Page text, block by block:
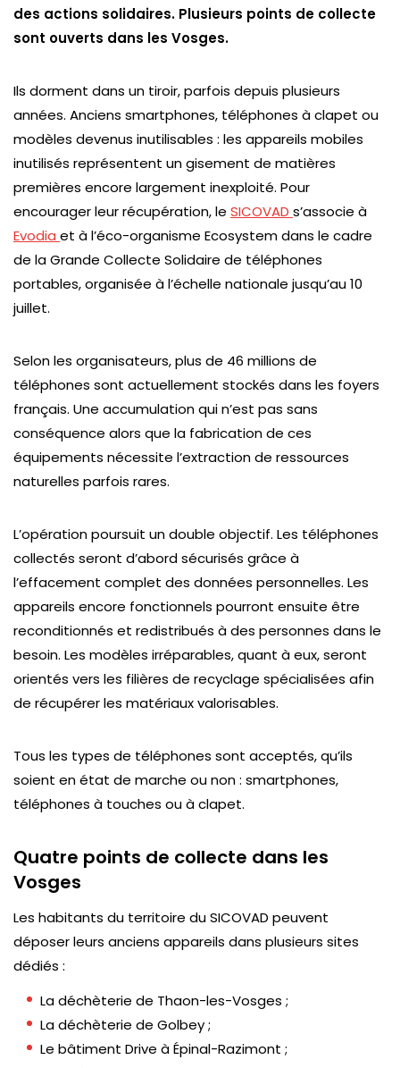
des actions solidaires. Plusieurs points de collecte
sont ouverts dans les Vosges.
Ils dorment dans un tiroir, parfois depuis plusieurs
années. Anciens smartphones, téléphones à clapet ou
modèles devenus inutilisables : les appareils mobiles
inutilisés représentent un gisement de matières
premières encore largement inexploité. Pour
encourager leur récupération, le SICOVAD s’associe à
Evodia et à l’éco-organisme Ecosystem dans le cadre
de la Grande Collecte Solidaire de téléphones
portables, organisée à l’échelle nationale jusqu’au 10
juillet.
Selon les organisateurs, plus de 46 millions de
téléphones sont actuellement stockés dans les foyers
français. Une accumulation qui n’est pas sans
conséquence alors que la fabrication de ces
équipements nécessite l’extraction de ressources
naturelles parfois rares.
L’opération poursuit un double objectif. Les téléphones
collectés seront d’abord sécurisés grâce à
l’effacement complet des données personnelles. Les
appareils encore fonctionnels pourront ensuite être
reconditionnés et redistribués à des personnes dans le
besoin. Les modèles irréparables, quant à eux, seront
orientés vers les filières de recyclage spécialisées afin
de récupérer les matériaux valorisables.
Tous les types de téléphones sont acceptés, qu’ils
soient en état de marche ou non : smartphones,
téléphones à touches ou à clapet.
Quatre points de collecte dans les
Vosges
Les habitants du territoire du SICOVAD peuvent
déposer leurs anciens appareils dans plusieurs sites
dédiés :
La déchèterie de Thaon-les-Vosges ;
La déchèterie de Golbey ;
Le bâtiment Drive à Épinal-Razimont ;